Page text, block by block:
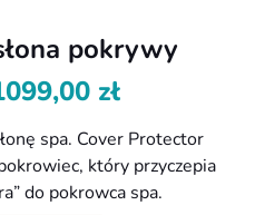
pokrywy
Pierwotna
cena
wynosiła:
1499,00 zł.
zł
Aktualna
cena
wynosi:
1099,00 zł.
spa. Cover Protector
który przyczepia
do pokrowca spa.